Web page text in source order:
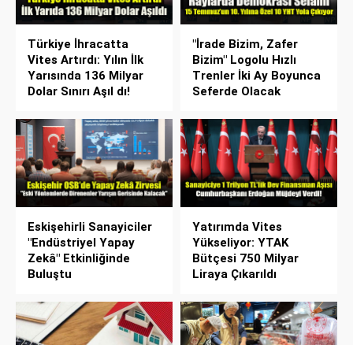
Türkiye İhracatta
Vites Artırdı: Yılın İlk
Yarısında 136 Milyar
Dolar Sınırı Aşıl dı!
"İrade Bizim, Zafer
Bizim" Logolu Hızlı
Trenler İki Ay Boyunca
Seferde Olacak
Eskişehirli Sanayiciler
"Endüstriyel Yapay
Zekâ" Etkinliğinde
Buluştu
Yatırımda Vites
Yükseliyor: YTAK
Bütçesi 750 Milyar
Liraya Çıkarıldı